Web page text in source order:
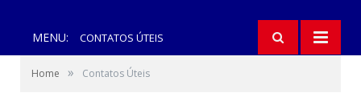
MENU: CONTATOS ÚTEIS
Home » Contatos Úteis